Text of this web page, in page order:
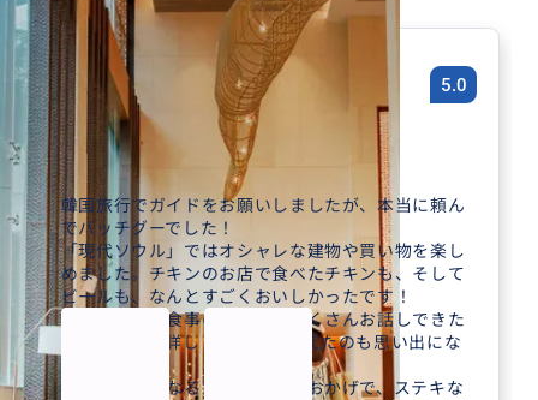
なんとステキな韓国旅行❣️ 5.0
50代
日本
韓国満喫プラン！韓国ソウル現地ツア...
韓国旅行でガイドをお願いしましたが、本当に頼ん
でバッチグーでした！
「現代ソウル」ではオシャレな建物や買い物を楽し
めました。チキンのお店で食べたチキンも、そして
ビールも、なんとすごくおいしかったです！
また、移動や食事のあいだにたくさんお話しできた
り、韓国語を詳しく教えてもらえたのも思い出にな
りました。
親切で頼りになるガイドさんのおかげで、ステキな